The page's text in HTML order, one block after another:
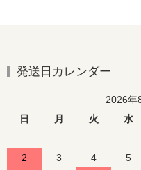
発送日カレンダー
2026年
日
月 火 水
2
3 4 5